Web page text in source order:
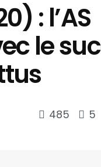
: l’AS
le
485 5